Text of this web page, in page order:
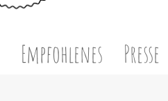
Empfohlenes Presse